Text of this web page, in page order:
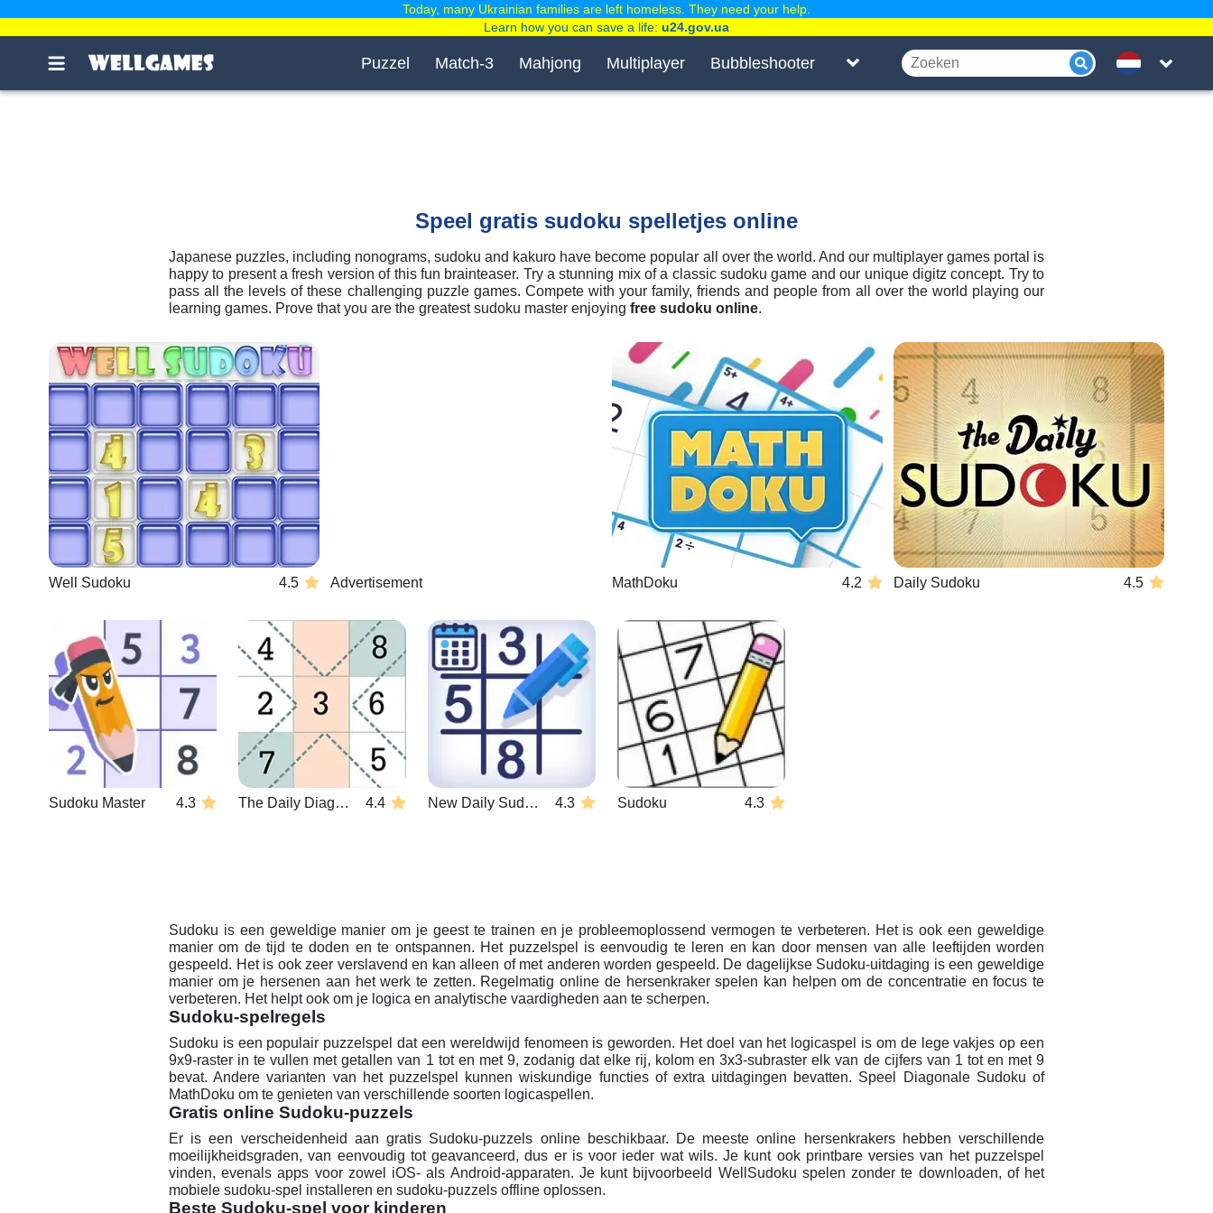
Puzzel Match-3 Mahjong Multiplayer Bubbleshooter
Speel gratis sudoku spelletjes online
Japanese puzzles, including nonograms, sudoku and kakuro have become popular all over the world. And our multiplayer games portal is
happy to present a fresh version of this fun brainteaser. Try a stunning mix of a classic sudoku game and our unique digitz concept. Try to
pass all the levels of these challenging puzzle games. Compete with your family, friends and people from all over the world playing our
learning games. Prove that you are the greatest sudoku master enjoying free sudoku online.
Well Sudoku 4.5 Advertisement MathDoku 4.2 Daily Sudoku 4.5
Sudoku Master 4.3 The Daily Diagonal Sudoku 4.4 New Daily Sudoku 4.3 Sudoku 4.3
Sudoku is een geweldige manier om je geest te trainen en je probleemoplossend vermogen te verbeteren. Het is ook een geweldige
manier om de tijd te doden en te ontspannen. Het puzzelspel is eenvoudig te leren en kan door mensen van alle leeftijden worden
gespeeld. Het is ook zeer verslavend en kan alleen of met anderen worden gespeeld. De dagelijkse Sudoku-uitdaging is een geweldige
manier om je hersenen aan het werk te zetten. Regelmatig online de hersenkraker spelen kan helpen om de concentratie en focus te
verbeteren. Het helpt ook om je logica en analytische vaardigheden aan te scherpen.
Sudoku-spelregels
Sudoku is een populair puzzelspel dat een wereldwijd fenomeen is geworden. Het doel van het logicaspel is om de lege vakjes op een
9x9-raster in te vullen met getallen van 1 tot en met 9, zodanig dat elke rij, kolom en 3x3-subraster elk van de cijfers van 1 tot en met 9
bevat. Andere varianten van het puzzelspel kunnen wiskundige functies of extra uitdagingen bevatten. Speel Diagonale Sudoku of
MathDoku om te genieten van verschillende soorten logicaspellen.
Gratis online Sudoku-puzzels
Er is een verscheidenheid aan gratis Sudoku-puzzels online beschikbaar. De meeste online hersenkrakers hebben verschillende
moeilijkheidsgraden, van eenvoudig tot geavanceerd, dus er is voor ieder wat wils. Je kunt ook printbare versies van het puzzelspel
vinden, evenals apps voor zowel iOS- als Android-apparaten. Je kunt bijvoorbeeld WellSudoku spelen zonder te downloaden, of het
mobiele sudoku-spel installeren en sudoku-puzzels offline oplossen.
Beste Sudoku-spel voor kinderen
Today, many Ukrainian families are left homeless. They need your help.
Learn how you can save a life: u24.gov.ua